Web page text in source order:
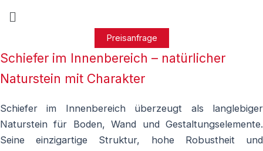
Menü
Preisanfrage
Schiefer im Innenbereich – natürlicher
Naturstein mit Charakter
Schiefer im Innenbereich überzeugt als langlebiger
Naturstein für Boden, Wand und Gestaltungselemente.
Seine einzigartige Struktur, hohe Robustheit und